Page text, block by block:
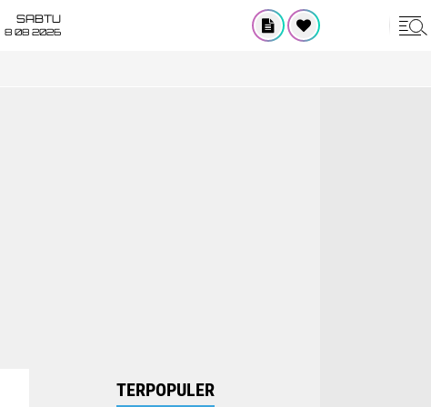
SABTU
8 08 2026
TERPOPULER